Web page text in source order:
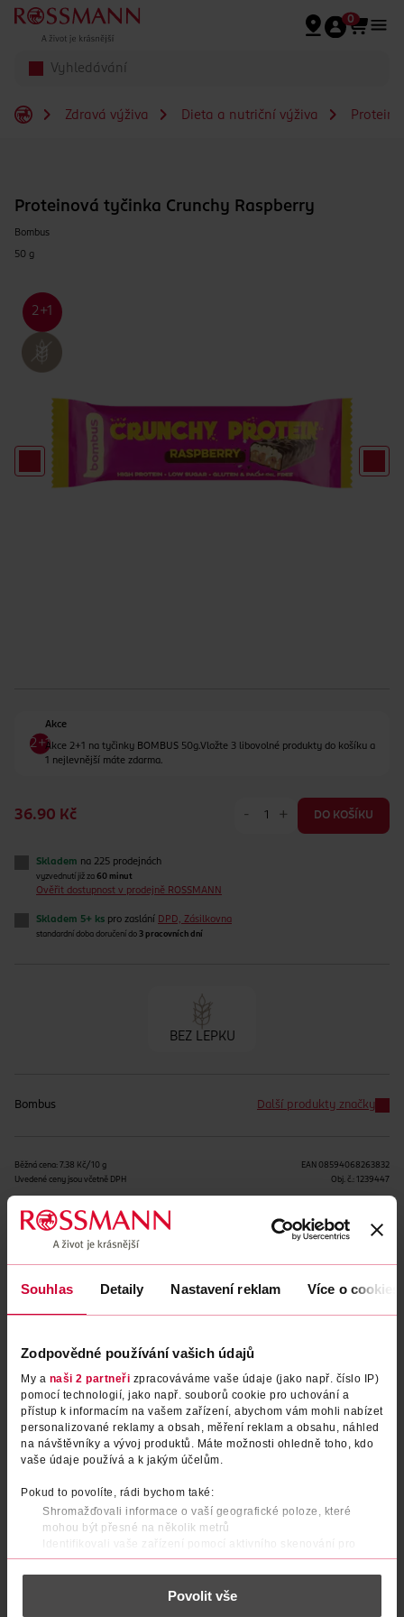
Souhlas Detaily Nastavení reklam Více o cookies
Zodpovědné používání vašich údajů
My a naši 2 partneři zpracováváme vaše údaje (jako např. číslo IP)
pomocí technologií, jako např. souborů cookie pro uchování a
přístup k informacím na vašem zařízení, abychom vám mohli nabízet
personalizované reklamy a obsah, měření reklam a obsahu, náhled
na návštěvníky a vývoj produktů. Máte možnosti ohledně toho, kdo
vaše údaje používá a k jakým účelům.
Pokud to povolíte, rádi bychom také:
Shromažďovali informace o vaší geografické poloze, které
mohou být přesné na několik metrů
Identifikovali vaše zařízení pomocí aktivního skenování pro
konkrétní charakteristiky (otisk prstu)
Zjistěte více o tom, jak zpracováváme vaše osobní údaje, a nastavte
části s podrobnostmi . Svůj souhlas můžete kdykoliv
Povolit vše
Přeskočit na hlavmní obsah
0
Zdravá výživa Dieta a nutriční výživa
Proteinová tyčinka Crunchy Raspberry
Bombus
50 g
Akce
Akce 2+1 na tyčinky BOMBUS 50g.Vložte 3 libovolné produkty do košíku a
1 nejlevnější máte zdarma.
36.90 Kč - + DO KOŠÍKU
Skladem na 225 prodejnách
vyzvednutí již za 60 minut
Ověřit dostupnost v prodejně ROSSMANN
Skladem 5+ ks pro zaslání DPD, Zásilkovna
standardní doba doručení do 3 pracovních dní
BEZ LEPKU
Bombus Další produkty značky
Běžná cena: 7.38 Kč/10 g
Uvedené ceny jsou včetně DPH
EAN 08594068263832
Obj. č.: 1239447
Podobné produkty
Proteinová tyčinka Double
Trouble Salted Caramel
55 g Bombus